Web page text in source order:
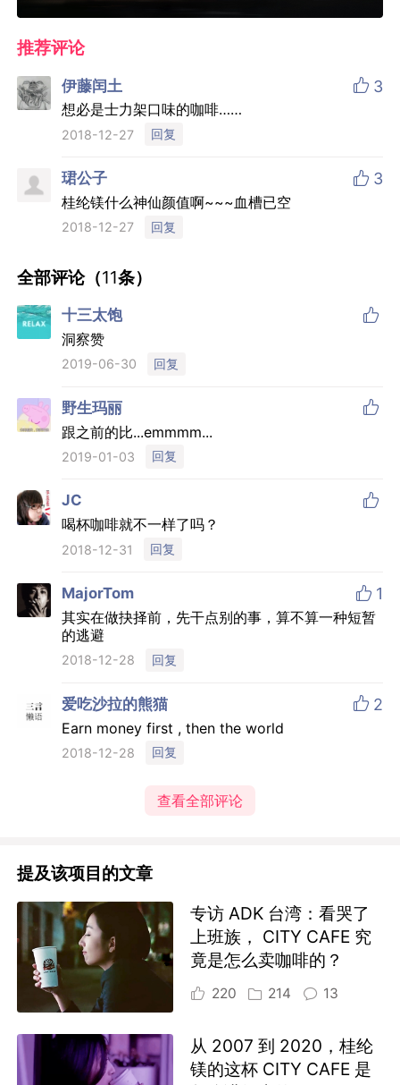
推荐评论
伊藤闰土  3
想必是士力架口味的咖啡……
2018-12-27 回复
珺公子  3
桂纶镁什么神仙颜值啊~~~血槽已空
2018-12-27 回复
全部评论（11条）
十三太饱 
洞察赞
2019-06-30 回复
野生玛丽 
跟之前的比...emmmm...
2019-01-03 回复
JC 
喝杯咖啡就不一样了吗？
2018-12-31 回复
MajorTom  1
其实在做抉择前，先干点别的事，算不算一种短暂
的逃避
2018-12-28 回复
爱吃沙拉的熊猫  2
Earn money first , then the world
2018-12-28 回复
查看全部评论
提及该项目的文章
专访 ADK 台湾：看哭了
上班族， CITY CAFE 究
竟是怎么卖咖啡的？
220 214 13
从 2007 到 2020，桂纶
镁的这杯 CITY CAFE 是